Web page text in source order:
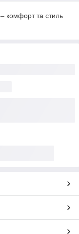
– комфорт та стиль